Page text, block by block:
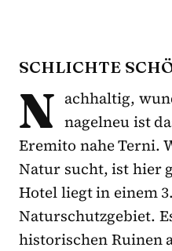
SCHLICHTE
N achhaltig,
nagelneu ist
Eremito nahe Terni.
Natur sucht, ist hier
Hotel liegt in einem
Naturschutzgebiet.
historischen Ruinen